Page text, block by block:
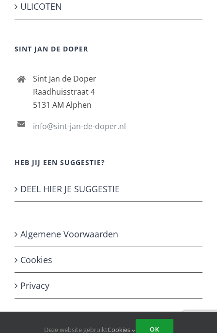
ULICOTEN
SINT JAN DE DOPER
Sint Jan de Doper
Raadhuisstraat 4
5131 AM Alphen
info@sint-jan-de-doper.nl
HEB JIJ EEN SUGGESTIE?
DEEL HIER JE SUGGESTIE
Algemene Voorwaarden
Cookies
Privacy
Deze website gebruiktCookies OK